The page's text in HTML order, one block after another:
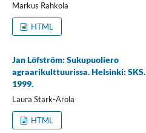
Markus Rahkola
HTML
Jan Löfström: Sukupuoliero
agraarikulttuurissa. Helsinki: SKS.
1999.
Laura Stark-Arola
HTML